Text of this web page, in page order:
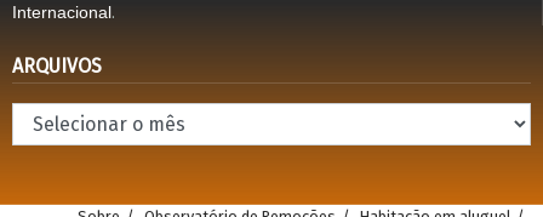
Internacional.
ARQUIVOS
Arquivos